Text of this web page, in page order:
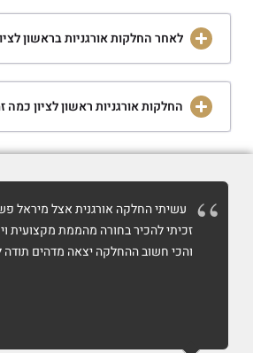
לאחר החלקות אורגניות בראשון
החלקות אורגניות ראשון לציון כמה
עשיתי החלקה אורגנית אצל מיראל
זכיתי להכיר בחורה מהממת מקצועית
והכי חשוב ההחלקה יצאה מדהים תודה